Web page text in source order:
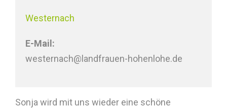
Westernach
E-Mail:
westernach@landfrauen-hohenlohe.de
Sonja wird mit uns wieder eine schöne